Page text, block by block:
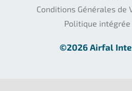
Conditions Générales de
Politique
©2026 Airfal